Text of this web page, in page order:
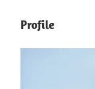
Profile